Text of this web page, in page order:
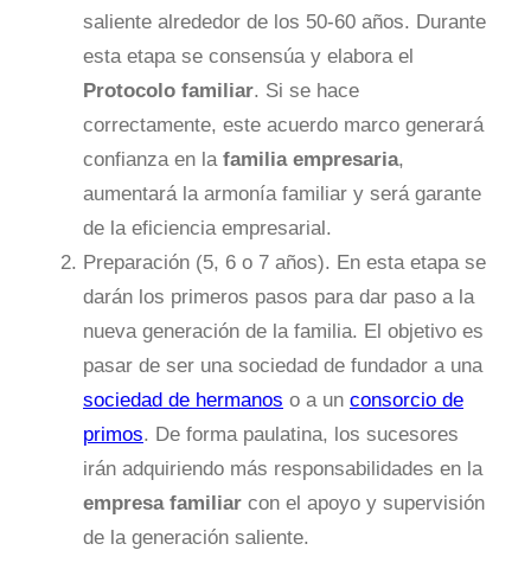
saliente alrededor de los 50-60 años. Durante
esta etapa se consensúa y elabora el
Protocolo familiar. Si se hace
correctamente, este acuerdo marco generará
confianza en la familia empresaria,
aumentará la armonía familiar y será garante
de la eficiencia empresarial.
Preparación (5, 6 o 7 años). En esta etapa se
darán los primeros pasos para dar paso a la
nueva generación de la familia. El objetivo es
pasar de ser una sociedad de fundador a una
sociedad de hermanos o a un consorcio de
primos. De forma paulatina, los sucesores
irán adquiriendo más responsabilidades en la
empresa familiar con el apoyo y supervisión
de la generación saliente.